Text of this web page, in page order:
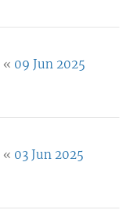
« 09 Jun 2025
« 03 Jun 2025